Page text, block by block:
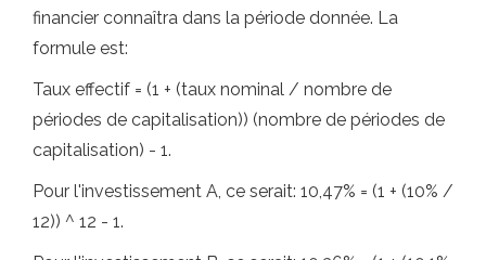
financier connaîtra dans la période donnée. La
formule est:
Taux effectif = (1 + (taux nominal / nombre de
périodes de capitalisation)) (nombre de périodes de
capitalisation) - 1.
Pour l'investissement A, ce serait: 10,47% = (1 + (10% /
12)) ^ 12 - 1.